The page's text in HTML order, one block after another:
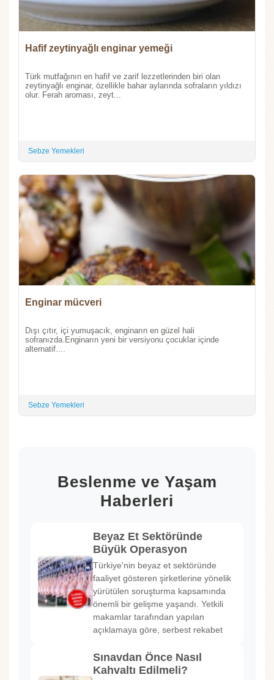
Hafif zeytinyağlı enginar yemeği
Türk mutfağının en hafif ve zarif lezzetlerinden biri olan
zeytinyağlı enginar, özellikle bahar aylarında sofraların yıldızı
olur. Ferah aroması, zeyt...
Sebze Yemekleri
Enginar mücveri
Dışı çıtır, içi yumuşacık, enginarın en güzel hali
sofranızda.Enginarın yeni bir versiyonu çocuklar içinde
alternatif....
Sebze Yemekleri
Beslenme ve Yaşam
Haberleri
Beyaz Et Sektöründe
Büyük Operasyon
Türkiye'nin beyaz et sektöründe
faaliyet gösteren şirketlerine yönelik
yürütülen soruşturma kapsamında
önemli bir gelişme yaşandı. Yetkili
makamlar tarafından yapılan
açıklamaya göre, serbest rekabet
Sınavdan Önce Nasıl
Kahvaltı Edilmeli?